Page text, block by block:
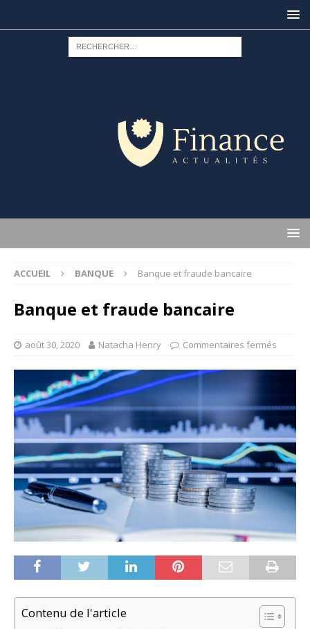
ACCUEIL BANQUE Banque et fraude bancaire
Banque et fraude bancaire
août 30, 2020 Natacha Henry Commentaires fermés
Contenu de l'article